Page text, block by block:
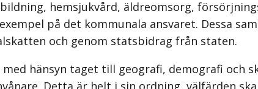
hemsjukvård, äldre­omsorg,
på det kommunala ansvaret. Dessa
och genom statsbidrag från staten.
hänsyn taget till geografi, demografi och
Detta är helt i sin ordning, väl­färden